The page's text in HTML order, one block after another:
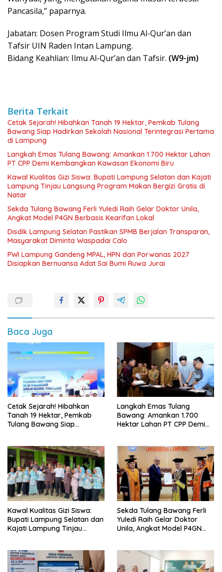
Pancasila,” paparnya.
Jabatan: Dosen Program Studi Ilmu Al-Qur’an dan
Tafsir UIN Raden Intan Lampung.
Bidang Keahlian: Ilmu Al-Qur’an dan Tafsir. (W9-jm)
Berita Terkait
Cetak Sejarah! Hibahkan Tanah 19 Hektar, Pemkab Tulang
Bawang Siap Hadirkan Sekolah Nasional Terintegrasi Pertama
di Lampung
Langkah Emas Tulang Bawang: Amankan 1.700 Hektar Lahan
PT CPP Demi Kembangkan Kawasan Ekonomi Biru
Kawal Kualitas Gizi Siswa: Bupati Lampung Selatan dan Kajati
Lampung Tinjau Langsung Program Makan Bergizi Gratis di
Natar
Sekda Tulang Bawang Ferli Yuledi Raih Gelar Doktor Unila,
Angkat Model P4GN Berbasis Kearifan Lokal
Disdik Lampung Selatan Pastikan SPMB Berjalan Transparan,
Masyarakat Diminta Waspadai Calo
PWI Lampung Gandeng MPAL, HPN dan Porwanas 2027
Disiapkan Bernuansa Adat Sai Bumi Ruwa Jurai
Baca Juga
Cetak Sejarah! Hibahkan
Tanah 19 Hektar, Pemkab
Tulang Bawang Siap
Lampung
Langkah Emas Tulang
Bawang: Amankan 1.700
Hektar Lahan PT CPP Demi
Kawal Kualitas Gizi Siswa:
Bupati Lampung Selatan dan
Kajati Lampung Tinjau
Sekda Tulang Bawang Ferli
Yuledi Raih Gelar Doktor
Unila, Angkat Model P4GN